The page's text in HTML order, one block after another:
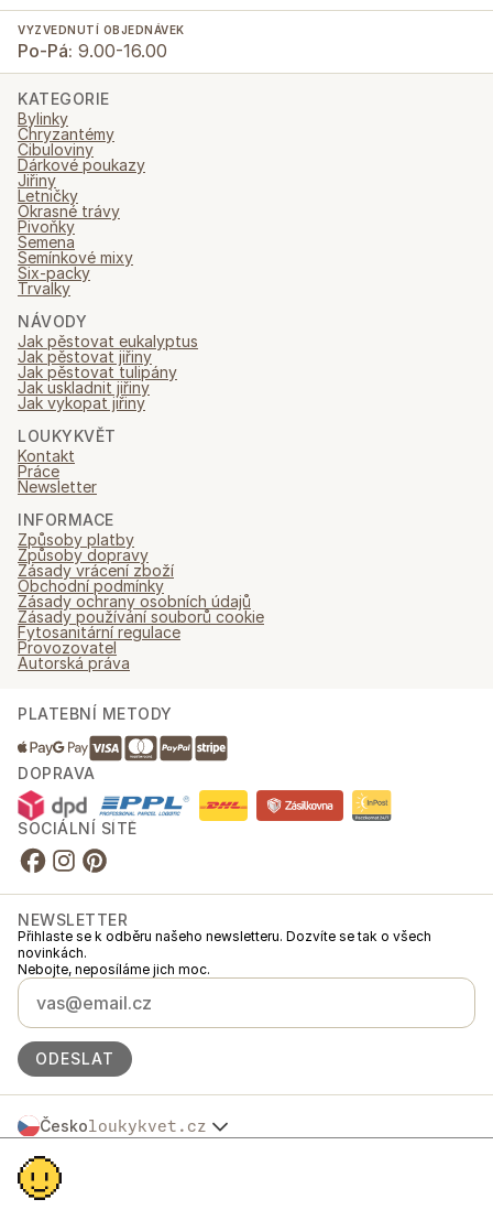
VYZVEDNUTÍ OBJEDNÁVEK
Po-Pá: 9.00-16.00
KATEGORIE
Bylinky
Chryzantémy
Cibuloviny
Dárkové poukazy
Jiřiny
Letničky
Okrasné trávy
Pivoňky
Semena
Semínkové mixy
Six-packy
Trvalky
NÁVODY
Jak pěstovat eukalyptus
Jak pěstovat jiřiny
Jak pěstovat tulipány
Jak uskladnit jiřiny
Jak vykopat jiřiny
LOUKYKVĚT
Kontakt
Práce
Newsletter
INFORMACE
Způsoby platby
Způsoby dopravy
Zásady vrácení zboží
Obchodní podmínky
Zásady ochrany osobních údajů
Zásady používání souborů cookie
Fytosanitární regulace
Provozovatel
Autorská práva
PLATEBNÍ METODY
DOPRAVA
SOCIÁLNÍ SÍTĚ
NEWSLETTER
Přihlaste se k odběru našeho newsletteru. Dozvíte se tak o všech
novinkách.
Nebojte, neposíláme jich moc.
ODESLAT
Českoloukykvet.cz
Polska
Österreich
© 2016 →
Loukykvět s.r.o. je zapsaný v OR u Městského soudu v Praze, oddíl C,